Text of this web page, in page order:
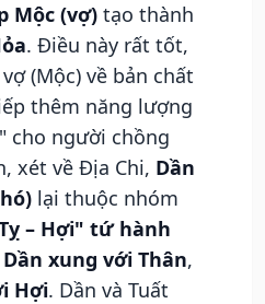
Mộc (vợ) tạo thành
. Điều này rất tốt,
(Mộc) về bản chất
thêm năng lượng
cho người chồng
xét về Địa Chi, Dần
lại thuộc nhóm
– Hợi" tứ hành
Dần xung với Thân,
Hợi. Dần và Tuất